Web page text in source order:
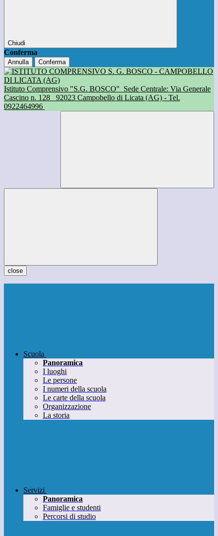
Chiudi
Conferma
Annulla Conferma
Istituto Comprensivo "S.G. BOSCO" Sede Centrale: Via Generale
Cascino n. 128
92023 Campobello di Licata (AG) - Tel.
0922464996
close
Scuola
Panoramica
I luoghi
Le persone
I numeri della scuola
Le carte della scuola
Organizzazione
La storia
Servizi
Panoramica
Famiglie e studenti
Percorsi di studio